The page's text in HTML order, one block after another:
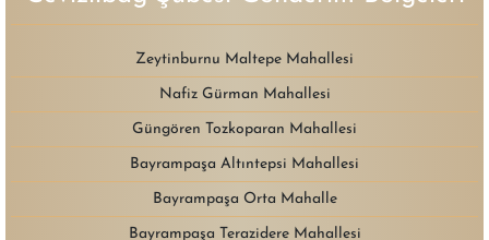
Zeytinburnu Maltepe Mahallesi
Nafiz Gürman Mahallesi
Güngören Tozkoparan Mahallesi
Bayrampaşa Altıntepsi Mahallesi
Bayrampaşa Orta Mahalle
Bayrampaşa Terazidere Mahallesi